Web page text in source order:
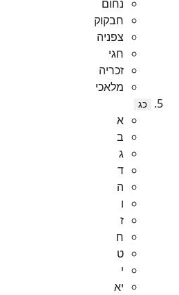
נחום
חבקוק
צפניה
חגי
זכריה
מלאכי
כג
א
ב
ג
ד
ה
ו
ז
ח
ט
י
יא